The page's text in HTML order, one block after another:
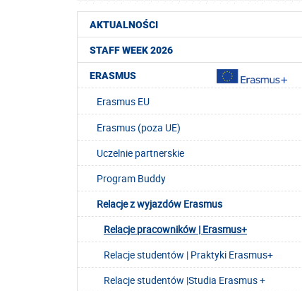
AKTUALNOŚCI
STAFF WEEK 2026
ERASMUS
Erasmus EU
Erasmus (poza UE)
Uczelnie partnerskie
Program Buddy
Relacje z wyjazdów Erasmus
Relacje pracowników | Erasmus+
Relacje studentów | Praktyki Erasmus+
Relacje studentów |Studia Erasmus +